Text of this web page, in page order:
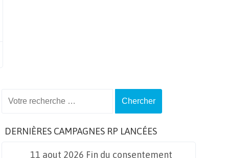
DERNIÈRES CAMPAGNES RP LANCÉES
11 aout 2026 Fin du consentement